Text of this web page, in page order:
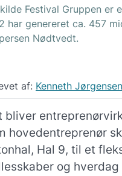
Festival Gruppen er
har genereret ca. 457
Nødtvedt.
af: Kenneth Jørgensen
bliver
hovedentreprenør
Hal 9, til et
og hverdag